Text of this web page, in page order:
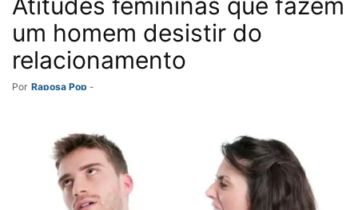
um homem desistir do
relacionamento
Por Raposa Pop -